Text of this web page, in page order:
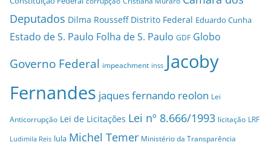
Deputados Dilma Rousseff Distrito Federal Eduardo Cunha
Estado de S. Paulo Folha de S. Paulo GDF Globo
Governo Federal impeachment inss Jacoby
Fernandes jaques fernando reolon Lei
Anticorrupção Lei de Licitações Lei nº 8.666/1993 licitação LRF
Ludimila Reis lula Michel Temer Ministério da Transparência